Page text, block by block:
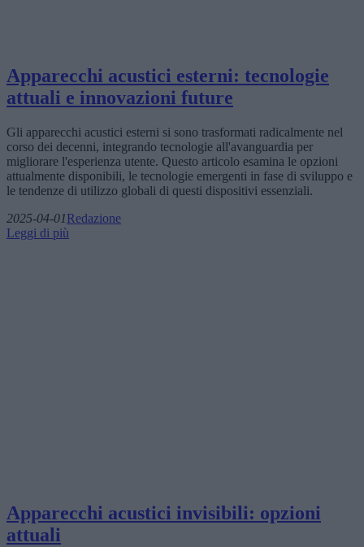
Apparecchi acustici esterni: tecnologie
attuali e innovazioni future
Gli apparecchi acustici esterni si sono trasformati radicalmente nel
corso dei decenni, integrando tecnologie all'avanguardia per
migliorare l'esperienza utente. Questo articolo esamina le opzioni
attualmente disponibili, le tecnologie emergenti in fase di sviluppo e
le tendenze di utilizzo globali di questi dispositivi essenziali.
2025-04-01Redazione
Leggi di più
Apparecchi acustici invisibili: opzioni
attuali